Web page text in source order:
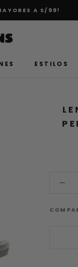
A S/99!
ESTILOS